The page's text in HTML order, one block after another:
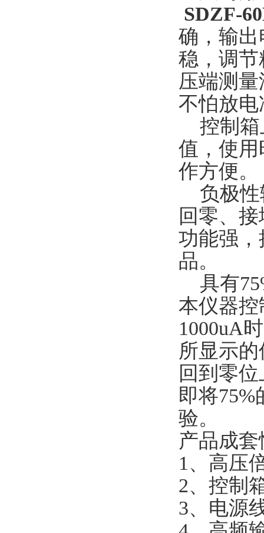
SDZF-
确，输
稳，调
压端测
不怕放
控制箱
值，使
作方便。
负极性
回零、
功能强
品。
具有
本仪器控
1000uA
所显示
回到零
即将
验。
产品成套
1、高压
2、控制
3、电源